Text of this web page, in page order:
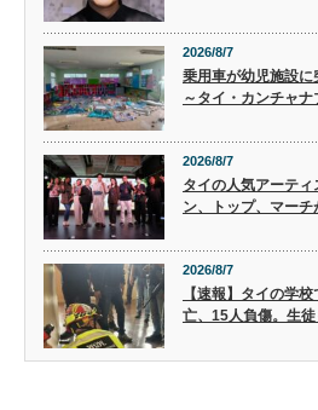
2026/8/7
乗用車が幼児施設
～タイ・カンチャナ
2026/8/7
タイの人気アーテ
ン、トップ、マーチ
2026/8/7
【速報】タイの学
亡、15人負傷。生徒